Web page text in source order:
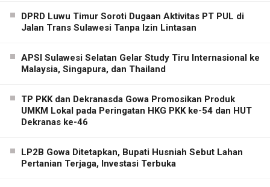
DPRD Luwu Timur Soroti Dugaan Aktivitas PT PUL di
Jalan Trans Sulawesi Tanpa Izin Lintasan
APSI Sulawesi Selatan Gelar Study Tiru Internasional ke
Malaysia, Singapura, dan Thailand
TP PKK dan Dekranasda Gowa Promosikan Produk
UMKM Lokal pada Peringatan HKG PKK ke-54 dan HUT
Dekranas ke-46
LP2B Gowa Ditetapkan, Bupati Husniah Sebut Lahan
Pertanian Terjaga, Investasi Terbuka